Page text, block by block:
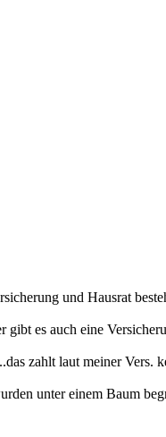
und Hausrat
es auch eine
zahlt laut meiner Vers.
unter einem Baum